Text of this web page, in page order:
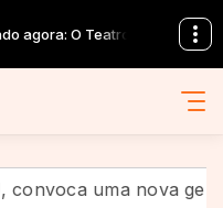
Teatro Mágico - Canção da
geração a